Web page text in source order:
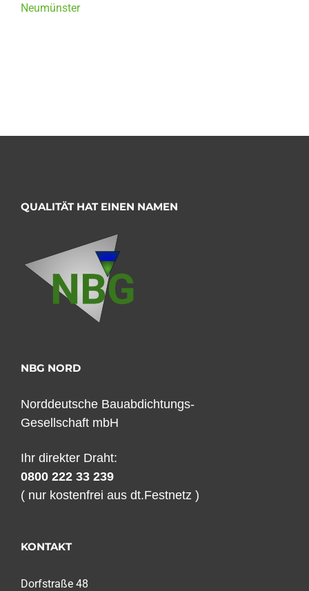
Neumünster
QUALITÄT HAT EINEN NAMEN
NBG NORD
Norddeutsche Bauabdichtungs-
Gesellschaft mbH
Ihr direkter Draht:
0800 222 33 239
( nur kostenfrei aus dt.Festnetz )
KONTAKT
Dorfstraße 48